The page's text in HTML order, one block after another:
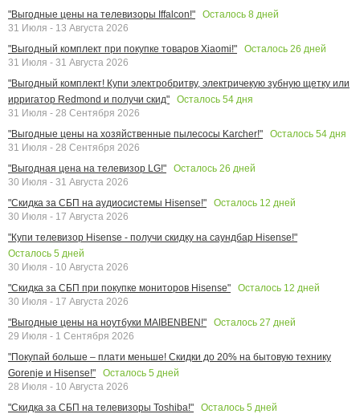
"Выгодные цены на телевизоры Iffalcon!"
Осталось 8 дней
31 Июля - 13 Августа 2026
"Выгодный комплект при покупке товаров Xiaomi!"
Осталось 26 дней
31 Июля - 31 Августа 2026
"Выгодный комплект! Купи электробритву, электричекую зубную щетку или
ирригатор Redmond и получи скид"
Осталось 54 дня
31 Июля - 28 Сентября 2026
"Выгодные цены на хозяйственные пылесосы Karcher!"
Осталось 54 дня
31 Июля - 28 Сентября 2026
"Выгодная цена на телевизор LG!"
Осталось 26 дней
30 Июля - 31 Августа 2026
"Скидка за СБП на аудиосистемы Hisense!"
Осталось 12 дней
30 Июля - 17 Августа 2026
"Купи телевизор Hisense - получи скидку на саундбар Hisense!"
Осталось 5 дней
30 Июля - 10 Августа 2026
"Скидка за СБП при покупке мониторов Hisense"
Осталось 12 дней
30 Июля - 17 Августа 2026
"Выгодные цены на ноутбуки MAIBENBEN!"
Осталось 27 дней
29 Июля - 1 Сентября 2026
"Покупай больше – плати меньше! Скидки до 20% на бытовую технику
Gorenje и Hisense!"
Осталось 5 дней
28 Июля - 10 Августа 2026
"Скидка за СБП на телевизоры Toshiba!"
Осталось 5 дней